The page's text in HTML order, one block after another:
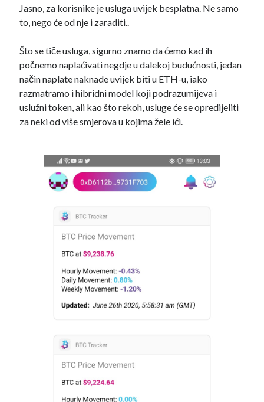
Jasno, za korisnike je usluga uvijek besplatna. Ne samo
to, nego će od nje i zaraditi..
Što se tiče usluga, sigurno znamo da ćemo kad ih
počnemo naplaćivati negdje u dalekoj budućnosti, jedan
način naplate naknade uvijek biti u ETH-u, iako
razmatramo i hibridni model koji podrazumijeva i
uslužni token, ali kao što rekoh, usluge će se opredijeliti
za neki od više smjerova u kojima žele ići.